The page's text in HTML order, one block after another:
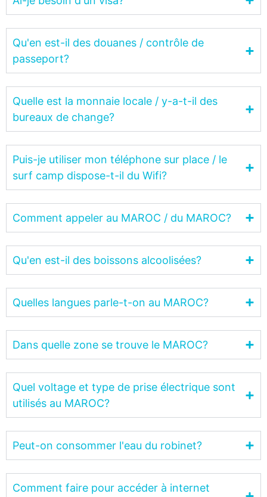
Qu'en est-il des douanes / contrôle de
passeport?
Quelle est la monnaie locale / y-a-t-il des
bureaux de change?
Puis-je utiliser mon téléphone sur place / le
surf camp dispose-t-il du Wifi?
Comment appeler au MAROC / du MAROC?
Qu'en est-il des boissons alcoolisées?
Quelles langues parle-t-on au MAROC?
Dans quelle zone se trouve le MAROC?
Quel voltage et type de prise électrique sont
utilisés au MAROC?
Peut-on consommer l'eau du robinet?
Comment faire pour accéder à internet